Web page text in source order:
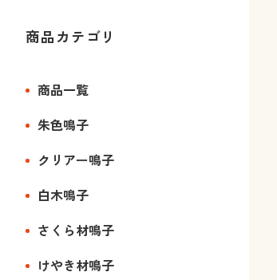
商品カテゴリ
商品一覧
朱色鳴子
クリアー鳴子
白木鳴子
さくら材鳴子
けやき材鳴子